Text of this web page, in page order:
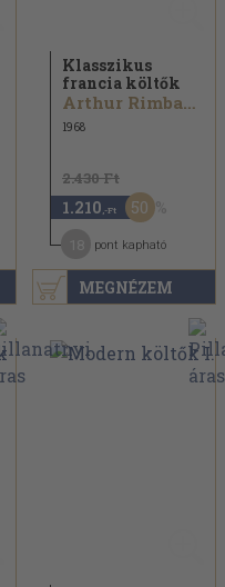
MEGNÉZEM
Klasszikus
francia költők
Arthur Rimbaud...
1968
2.430 Ft
1.210 ,-Ft 50
pont kapható